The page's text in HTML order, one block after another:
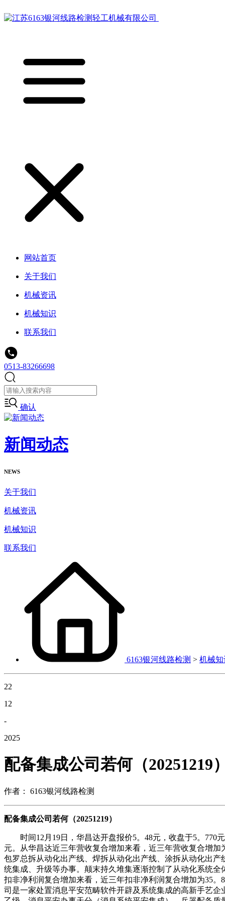
网站首页
关于我们
机械资讯
机械知识
联系我们
0513-83266698
确认
新闻动态
NEWS
关于我们
机械资讯
机械知识
联系我们
6163银河线路检测 > 机械知
22
12
-
2025
配备集成公司若何（20251219
作者： 6163银河线路检测
配备集成公司若何（20251219）
时间12月19日，华昌达开盘报价5。48元，收盘于5。770元
元。从华昌达近三年营收复合增加来看，近三年营收复合增加
包罗总拆从动化出产线、焊拆从动化出产线、涂拆从动化出
统集成、升级等办事。颠末持久堆集逐渐控制了从动化系统
扣非净利润复合增加来看，近三年扣非净利润复合增加为35。
司是一家处置消息平安范畴软件开辟及系统集成的高新手艺